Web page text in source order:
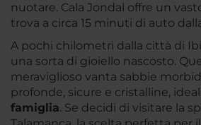
nuotare. Cala Jondal offre un
trova a circa 15 minuti di auto
A pochi chilometri dalla città di
una sorta di gioiello nascosto.
meraviglioso vanta sabbie
profonde, sicure e cristalline,
famiglia. Se decidi di visitare la